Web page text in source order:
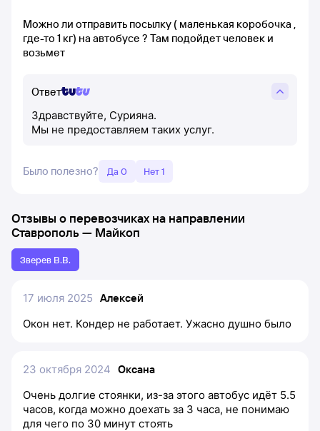
Можно ли отправить посылку ( маленькая коробочка ,
где-то 1 кг) на автобусе ? Там подойдет человек и
возьмет
Ответ
Здравствуйте, Сурияна.
Мы не предоставляем таких услуг.
Было полезно? Да 0 Нет 1
Отзывы о перевозчиках на направлении
Ставрополь— Майкоп
Зверев В.В.
17 июля 2025 Алексей
Окон нет. Кондер не работает. Ужасно душно было
23 октября 2024 Оксана
Очень долгие стоянки, из-за этого автобус идёт 5.5
часов, когда можно доехать за 3 часа, не понимаю
для чего по 30 минут стоять